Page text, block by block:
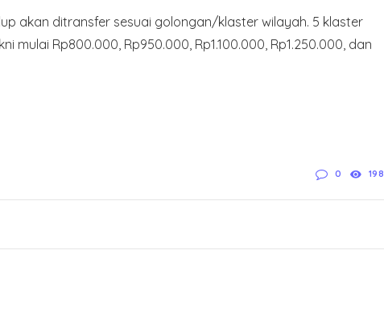
akan ditransfer sesuai golongan/klaster wilayah. 5 klaster
mulai Rp800.000, Rp950.000, Rp1.100.000, Rp1.250.000, dan
0 198